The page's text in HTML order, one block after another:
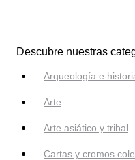
Descubre nuestras
Arqueología e
Arte
Arte asiático y tribal
Cartas y cromos